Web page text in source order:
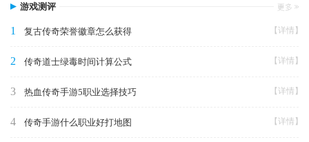
游戏测评
1 复古传奇荣誉徽章怎么获得 【详情】
2 传奇道士绿毒时间计算公式 【详情】
3 热血传奇手游5职业选择技巧 【详情】
4 传奇手游什么职业好打地图 【详情】